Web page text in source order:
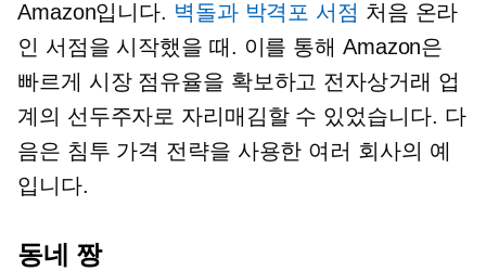
Amazon입니다. 벽돌과 박격포 서점 처음 온라
인 서점을 시작했을 때. 이를 통해 Amazon은
빠르게 시장 점유율을 확보하고 전자상거래 업
계의 선두주자로 자리매김할 수 있었습니다. 다
음은 침투 가격 전략을 사용한 여러 회사의 예
입니다.
동네 짱